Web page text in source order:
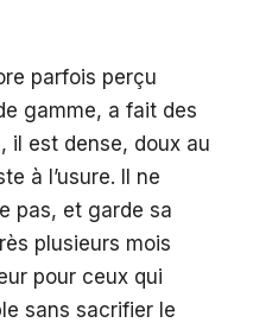
parfois perçu
gamme, a fait des
il est dense, doux au
à l’usure. Il ne
pas, et garde sa
plusieurs mois
pour ceux qui
sans sacrifier le